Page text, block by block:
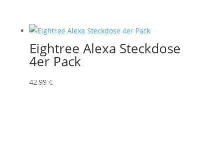
Eightree Alexa Steckdose
4er Pack
42,99 €